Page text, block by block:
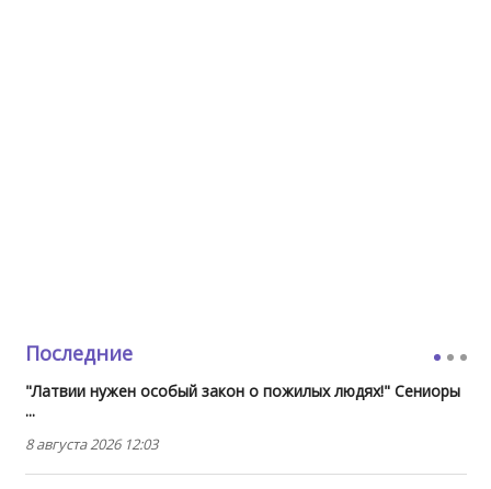
Последние
"Латвии нужен особый закон о пожилых людях!" Сениоры
...
8 августа 2026 12:03